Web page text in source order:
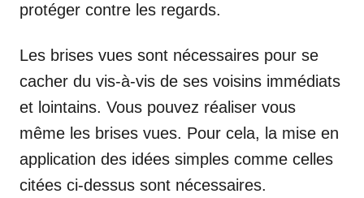
protéger contre les regards.
Les brises vues sont nécessaires pour se
cacher du vis-à-vis de ses voisins immédiats
et lointains. Vous pouvez réaliser vous
même les brises vues. Pour cela, la mise en
application des idées simples comme celles
citées ci-dessus sont nécessaires.